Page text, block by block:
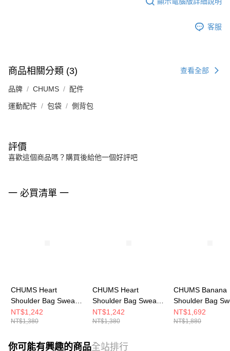
客服
商品相關分類 (3) 查看全部
品牌 CHUMS 配件
運動配件 包袋 側背包
評價
喜歡這個商品嗎？購買後給他一個好評吧
一 必買清單 一
CHUMS Heart
Shoulder Bag Sweat
肩背包
CH603889M006
NT$1,242
NT$1,380
CHUMS Heart
Shoulder Bag Sweat
肩背包
CH603889K001
NT$1,242
NT$1,380
CHUMS Banana
Shoulder Bag
肩背包
CH603937K001
NT$1,692
NT$1,880
你可能有興趣的商品全站排行